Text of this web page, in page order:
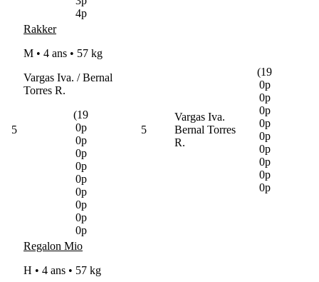
4p
5
Rakker
M • 4 ans • 57 kg
Vargas Iva. / Bernal
Torres R.
(19
0p
0p
0p
0p
0p
0p
0p
0p
0p
5
Vargas Iva.
Bernal Torres
R.
(19
0p
0p
0p
0p
0p
0p
0p
0p
0p
Regalon Mio
H • 4 ans • 57 kg